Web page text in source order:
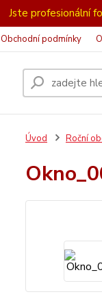
Jste profesionální
Obchodní podmínky
Úvod Roční